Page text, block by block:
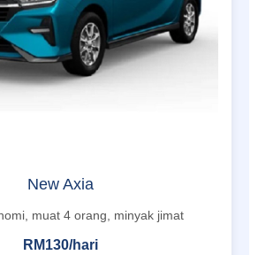
New Axia
muat 4 orang, minyak jimat
RM130/hari